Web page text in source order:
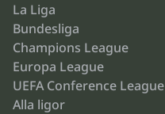
La Liga
Bundesliga
Champions League
Europa League
UEFA Conference League
Alla ligor